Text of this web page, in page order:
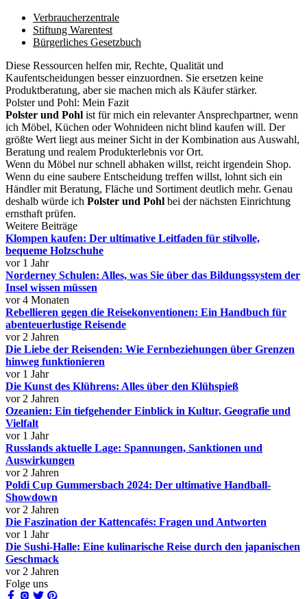
Verbraucherzentrale
Stiftung Warentest
Bürgerliches Gesetzbuch
Diese Ressourcen helfen mir, Rechte, Qualität und
Kaufentscheidungen besser einzuordnen. Sie ersetzen keine
Produktberatung, aber sie machen mich als Käufer stärker.
Polster und Pohl: Mein Fazit
Polster und Pohl ist für mich ein relevanter Ansprechpartner, wenn
ich Möbel, Küchen oder Wohnideen nicht blind kaufen will. Der
größte Wert liegt aus meiner Sicht in der Kombination aus Auswahl,
Beratung und realem Produkterlebnis vor Ort.
Wenn du Möbel nur schnell abhaken willst, reicht irgendein Shop.
Wenn du eine saubere Entscheidung treffen willst, lohnt sich ein
Händler mit Beratung, Fläche und Sortiment deutlich mehr. Genau
deshalb würde ich Polster und Pohl bei der nächsten Einrichtung
ernsthaft prüfen.
Weitere Beiträge
Klompen kaufen: Der ultimative Leitfaden für stilvolle,
bequeme Holzschuhe
vor 1 Jahr
Norderney Schulen: Alles, was Sie über das Bildungssystem der
Insel wissen müssen
vor 4 Monaten
Rebellieren gegen die Reisekonventionen: Ein Handbuch für
abenteuerlustige Reisende
vor 2 Jahren
Die Liebe der Reisenden: Wie Fernbeziehungen über Grenzen
hinweg funktionieren
vor 1 Jahr
Die Kunst des Klührens: Alles über den Klühspieß
vor 2 Jahren
Ozeanien: Ein tiefgehender Einblick in Kultur, Geografie und
Vielfalt
vor 1 Jahr
Russlands aktuelle Lage: Spannungen, Sanktionen und
Auswirkungen
vor 2 Jahren
Poldi Cup Gummersbach 2024: Der ultimative Handball-
Showdown
vor 2 Jahren
Die Faszination der Kattencafés: Fragen und Antworten
vor 1 Jahr
Die Sushi-Halle: Eine kulinarische Reise durch den japanischen
Geschmack
vor 2 Jahren
Folge uns